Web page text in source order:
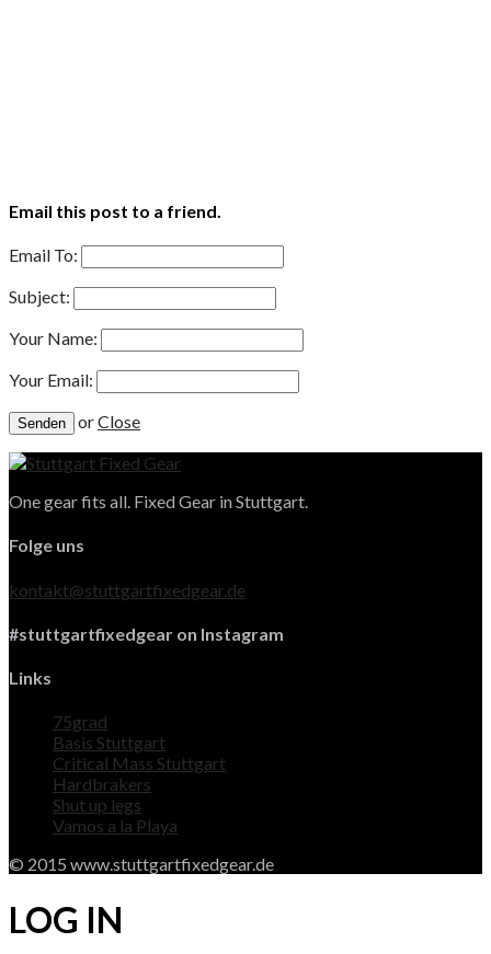
Email this post to a friend.
Email To:
Subject:
Your Name:
Your Email:
orClose
One gear fits all. Fixed Gear in Stuttgart.
Folge uns
kontakt@stuttgartfixedgear.de
#stuttgartfixedgear on Instagram
Links
75grad
Basis Stuttgart
Critical Mass Stuttgart
Hardbrakers
Shut up legs
Vamos a la Playa
© 2015 www.stuttgartfixedgear.de
LOG IN